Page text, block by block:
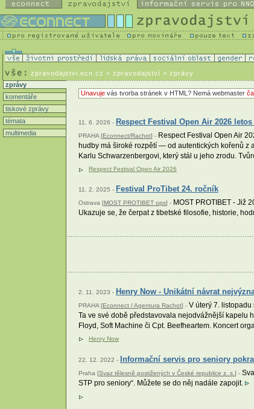
zpravodajstvi.ecn.cz > zpravodajství > zprávy
zprávy
komentáře
tiskové zprávy
témata
multimedia
Unavuje vás tvorba stránek v HTML? Nemá webmaster
11. 6. 2026 - Respect Festival Open Air 2026
PRAHA [Econnect/Rachot] - Respect Festival Open Air
hudby má široké rozpětí — od autentických kořenů z
Karlu Schwarzenbergovi, který stál u jeho zrodu.
Respect Festival Open Air 2026
11. 2. 2025 - Festival ProTibet 24. ročník
Ostrava [MOST PROTIBET ops] - MOST PROTIBET - Již
Ukazuje se, že čerpat z tibetské filosofie, historie,
2. 11. 2023 - Henry Now - Unikátní návrat
PRAHA [Econnect / Agentura Rachot] - V úterý 7.
Ta ve své době představovala nejodvážnější kapelu
Floyd, Soft Machine či Cpt. Beefheartem. Koncert
Henry Now
22. 12. 2022 - Informační servis pro seniory
Praha [Svaz tělesně postižených v České republice z. s.] -
STP pro seniory“. Můžete se do něj nadále zapojit.